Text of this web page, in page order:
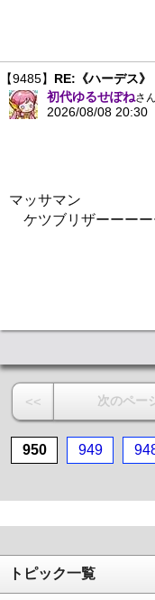
【9485】 RE:《ハーデス》
初代ゆるせぽねさん
2026/08/08 20:30
マッサマン
ケツブリザーーー
<< 次のペー
950 949
トピック一覧